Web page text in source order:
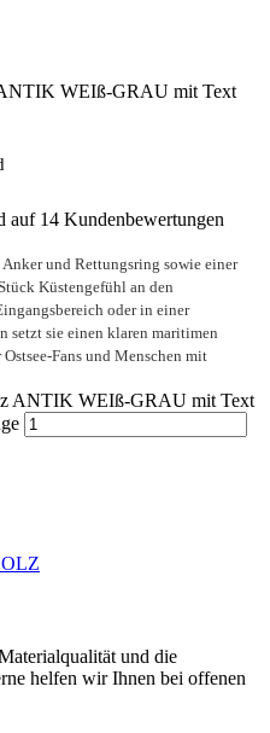
WEIß-GRAU mit Text
auf 14 Kundenbewertungen
und Rettungsring sowie einer
Küstengefühl an den
oder in einer
setzt sie einen klaren maritimen
Fans und Menschen mit
ANTIK WEIß-GRAU mit Text
und die
helfen wir Ihnen bei offenen